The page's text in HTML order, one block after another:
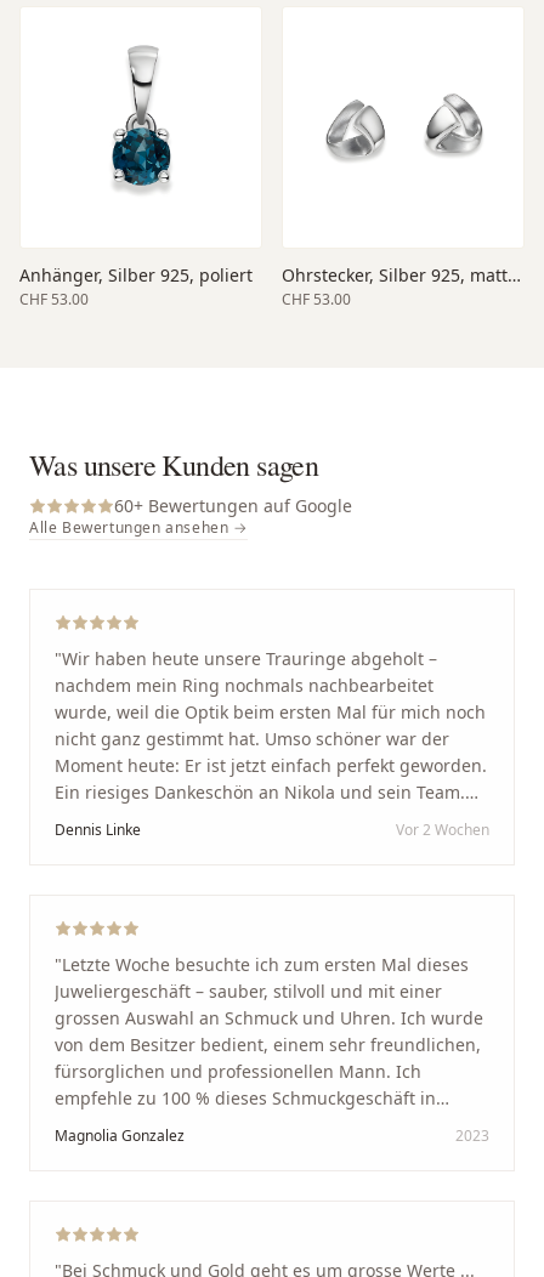
Anhänger, Silber 925, poliert
CHF 53.00
Ohrstecker, Silber 925, matt/poliert
CHF 53.00
Was unsere Kunden sagen
60+ Bewertungen auf Google
Alle Bewertungen ansehen →
"Wir haben heute unsere Trauringe abgeholt –
nachdem mein Ring nochmals nachbearbeitet
wurde, weil die Optik beim ersten Mal für mich noch
nicht ganz gestimmt hat. Umso schöner war der
Moment heute: Er ist jetzt einfach perfekt geworden.
Ein riesiges Dankeschön an Nikola und sein Team.
Vom ersten Termin an wurden wir jedes Mal
Arbeit und seine Kunden wirklich am Herzen liegen.
Service und echte Herzlichkeit schätzt, ist hier genau
richtig."
Dennis Linke Vor 2 Wochen
"Letzte Woche besuchte ich zum ersten Mal dieses
Juweliergeschäft – sauber, stilvoll und mit einer
grossen Auswahl an Schmuck und Uhren. Ich wurde
von dem Besitzer bedient, einem sehr freundlichen,
fürsorglichen und professionellen Mann. Ich
empfehle zu 100 % dieses Schmuckgeschäft in
Schaffhausen. Ich selbst war sehr zufrieden und
glücklich mit der Behandlung. Ich danke Ihnen – ich
Magnolia Gonzalez 2023
"Bei Schmuck und Gold geht es um grosse Werte ...